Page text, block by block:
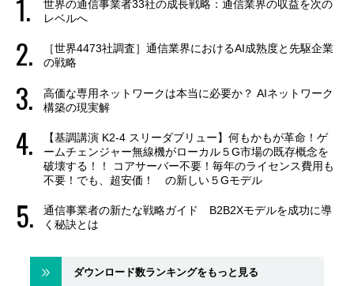
世界の通信事業者33社の成長戦略：通信業界の収益を次の
レベルへ
［世界4473社調査］通信業界におけるAI成熟度と先駆企業
の戦略
高価な専用ネットワークは本当に必要か？ AIネットワーク
構築の現実解
【基調講演 K2-4 スリーダブリュー】何もかもが革命！ゲ
ームチェンジャー無線機がローカル５G市場の既存概念を
破壊する！！ コアサーバー不要！毎年のライセンス費用も
不要！でも、超安価！ の新しい５Gモデル
通信事業者の新たな戦略ガイド B2B2Xモデルを成功に導
く秘訣とは
ダウンロード数ランキングをもっと見る